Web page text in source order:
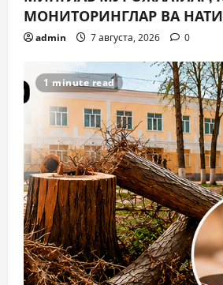
с
я
м
МОНИТОРИНГЛАР ВА
admin 7 августа, 2026 0
1 minute read